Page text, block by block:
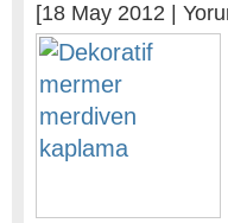
[18 May 2012 |